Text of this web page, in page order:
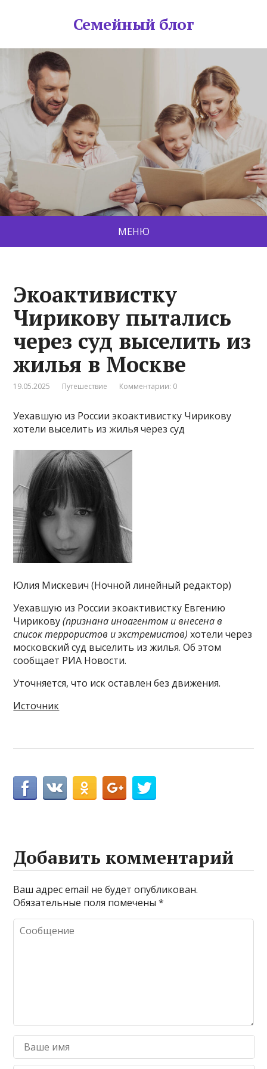
Семейный блог
МЕНЮ
Экоактивистку
Чирикову пытались
через суд выселить из
жилья в Москве
19.05.2025 Путешествие Комментарии: 0
Уехавшую из России экоактивистку Чирикову
хотели выселить из жилья через суд
Юлия Мискевич (Ночной линейный редактор)
Уехавшую из России экоактивистку Евгению
Чирикову(признана иноагентом и внесена в
список террористов и экстремистов) хотели через
московский суд выселить из жилья. Об этом
сообщает РИА Новости.
Уточняется, что иск оставлен без движения.
Источник
Добавить комментарий
Ваш адрес email не будет опубликован.
Обязательные поля помечены*